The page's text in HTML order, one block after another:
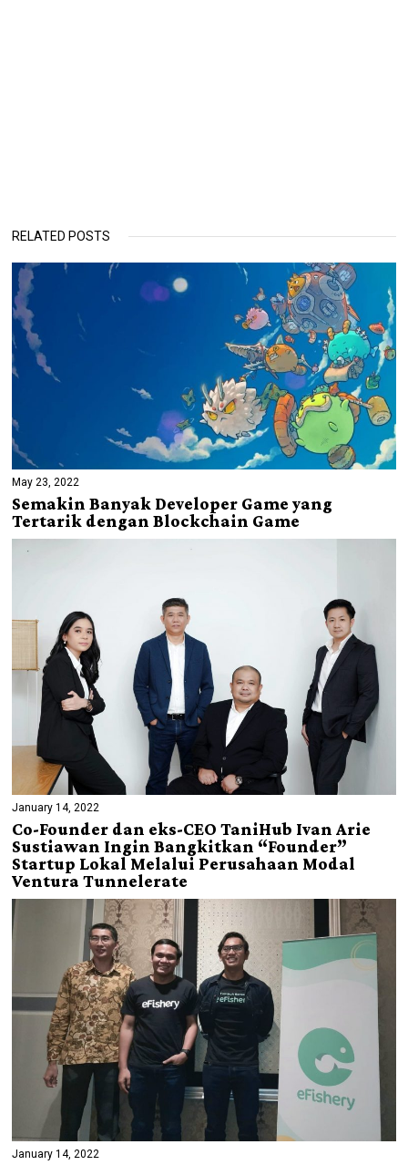
RELATED POSTS
May 23, 2022
Semakin Banyak Developer Game yang
Tertarik dengan Blockchain Game
January 14, 2022
Co-Founder dan eks-CEO TaniHub Ivan Arie
Sustiawan Ingin Bangkitkan “Founder”
Startup Lokal Melalui Perusahaan Modal
Ventura Tunnelerate
January 14, 2022